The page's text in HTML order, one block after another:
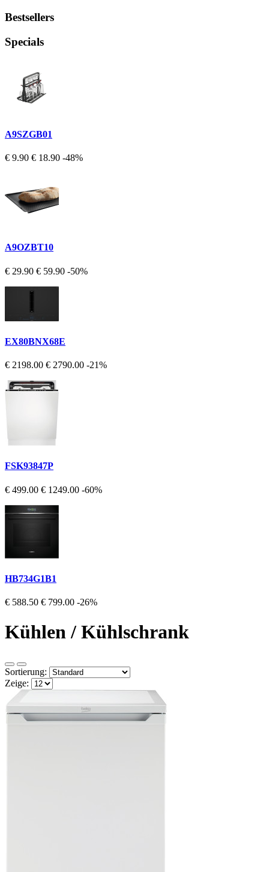
Bestsellers
Specials
A9SZGB01
€ 9.90 € 18.90 -48%
A9OZBT10
€ 29.90 € 59.90 -50%
EX80BNX68E
€ 2198.00 € 2790.00 -21%
FSK93847P
€ 499.00 € 1249.00 -60%
HB734G1B1
€ 588.50 € 799.00 -26%
Kühlen / Kühlschrank
Sortierung:
Zeige: